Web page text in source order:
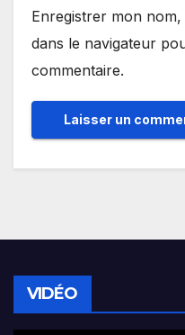
Enregistrer mon
dans le navigateur
commentaire.
VIDÉO